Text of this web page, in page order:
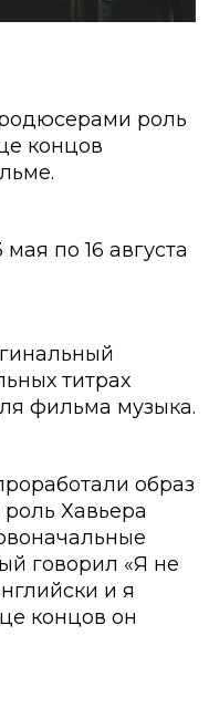
роль
концов
по 16 августа
титрах
фильма музыка.
образ
Хавьера
говорил «Я не
и я
концов он